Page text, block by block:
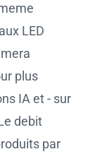
LED
plus
IA et - sur
debit
par